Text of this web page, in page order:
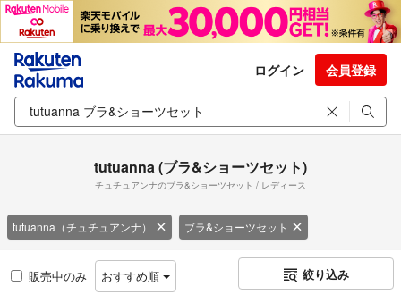
ログイン 会員登録
tutuanna (ブラ&ショーツセット)
チュチュアンナのブラ&ショーツセット / レディース
tutuanna（チュチュアンナ） ブラ&ショーツセット
販売中のみ おすすめ順 絞り込み